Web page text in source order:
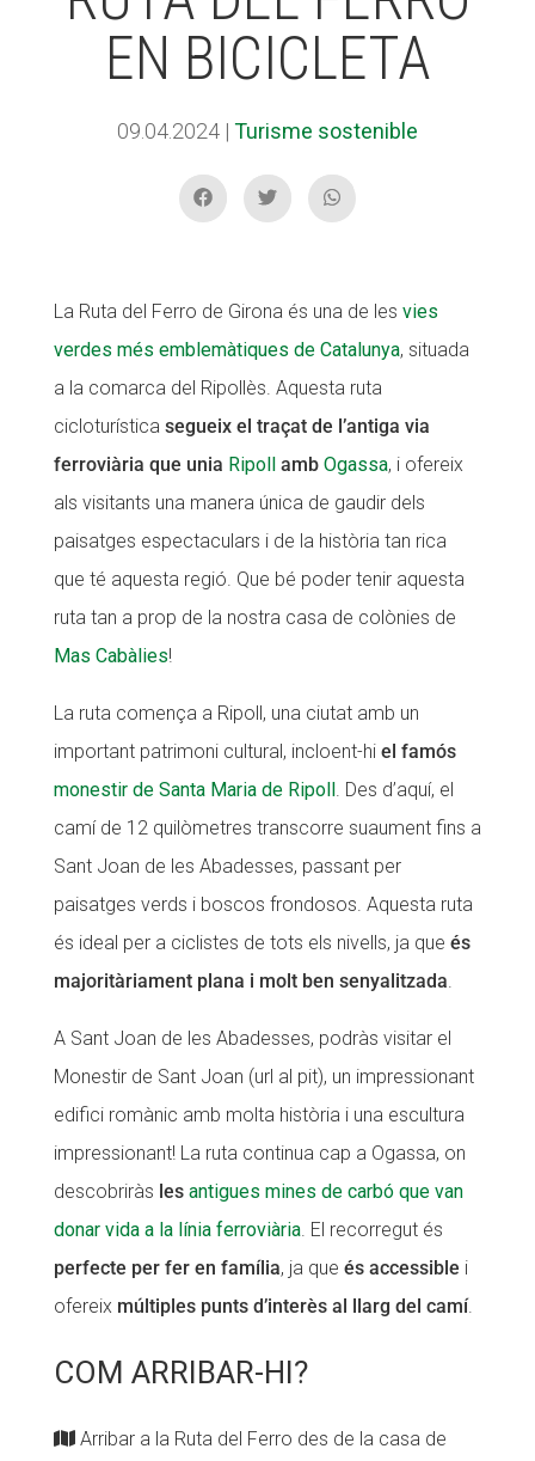
EN BICICLETA
09.04.2024 | Turisme sostenible
La Ruta del Ferro de Girona és una de les vies
verdes més emblemàtiques de Catalunya, situada
a la comarca del Ripollès. Aquesta ruta
cicloturística segueix el traçat de l’antiga via
ferroviària que unia Ripollamb Ogassa, i ofereix
als visitants una manera única de gaudir dels
paisatges espectaculars i de la història tan rica
que té aquesta regió. Que bé poder tenir aquesta
ruta tan a prop de la nostra casa de colònies de
Mas Cabàlies!
La ruta comença a Ripoll, una ciutat amb un
important patrimoni cultural, incloent-hiel famós
monestir de Santa Maria de Ripoll. Des d’aquí, el
camí de 12 quilòmetres transcorre suaument fins a
Sant Joan de les Abadesses, passant per
paisatges verds i boscos frondosos. Aquesta ruta
és ideal per a ciclistes de tots els nivells, ja que és
majoritàriament plana i molt ben senyalitzada.
A Sant Joan de les Abadesses, podràs visitar el
Monestir de Sant Joan (url al pit), un impressionant
edifici romànic amb molta història i una escultura
impressionant! La ruta continua cap a Ogassa, on
descobriràs lesantigues mines de carbó que van
donar vida a la línia ferroviària. El recorregut és
perfecte per fer en família, ja que és accessible i
ofereix múltiples punts d’interès al llarg del camí.
COM ARRIBAR-HI?
Arribar a la Ruta del Ferro des de la casa de
ACCIÓ SOCIAL I JOVES
ESPLAIS
CONEIX FUNDESPLAI
La Fundació
Missió i valors
Els comptes clars
Proposta educativa
ACTUALITAT
Notícies
Diari de la Fundació
Fundesplai als mitjans
Xarxes socials
COL·LABORA
Fes voluntariat
Fes un donatiu
Treballa amb nosaltres
ACCIÓ SOCIAL I JOVES
ESPLAIS
CONEIX FUNDESPLAI
La Fundació
Missió i valors
Els comptes clars
Proposta educativa
ACTUALITAT
Notícies
Diari de la Fundació
Fundesplai als mitjans
Xarxes socials
COL·LABORA
Fes voluntariat
Fes un donatiu
Treballa amb nosaltres